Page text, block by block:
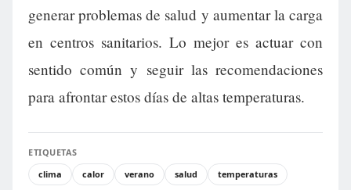
generar problemas de salud y aumentar la carga
en centros sanitarios. Lo mejor es actuar con
sentido común y seguir las recomendaciones
para afrontar estos días de altas temperaturas.
ETIQUETAS
clima
calor verano salud temperaturas